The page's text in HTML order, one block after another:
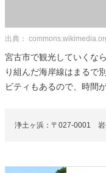
出典：
宮古市で観光していくな
り組んだ海岸線はまるで
ビティもあるので、時間
浄土ヶ浜：〒027-0001 岩